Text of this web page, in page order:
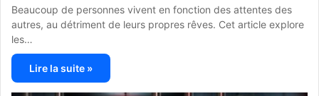
Beaucoup de personnes vivent en fonction des attentes des
autres, au détriment de leurs propres rêves. Cet article explore
les…
Lire la suite »